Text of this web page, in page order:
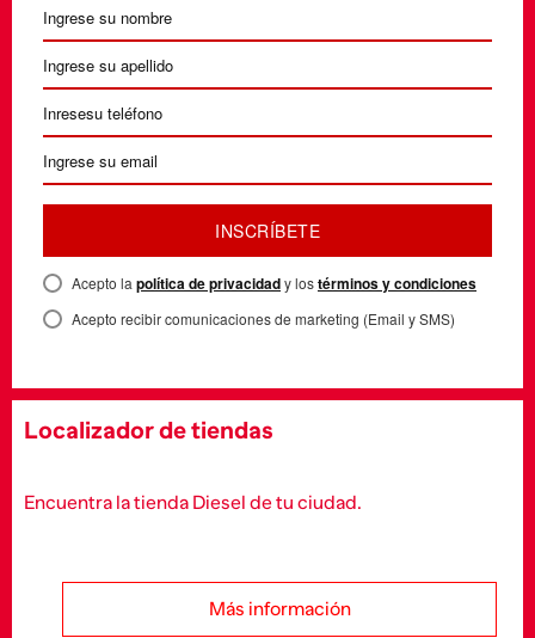
INSCRÍBETE
Acepto la política de privacidady lostérminos y condiciones
Acepto recibir comunicaciones de marketing (Email y SMS)
Localizador de tiendas
Encuentra la tienda Diesel de tu ciudad.
Más información